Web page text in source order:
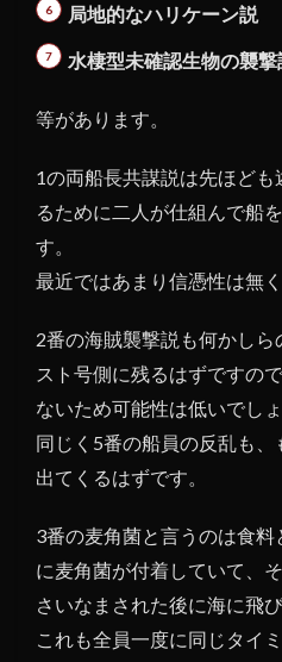
局地的なハリケーン説
水棲型未確認生物の襲撃
等があります。
1の両船長共謀説は先ほど
るために二人が仕組んで船
す。
最近ではあまり信憑性は無
2番の海賊襲撃説も何かし
スト号側に残るはずですの
ないため可能性は低いでしょ
同じく5番の船員の反乱も
出てくるはずです。
3番の麦角菌と言うのは食
に麦角菌が付着していて、
さいなまされた後に海に飛
これも全員一度に同じタイ